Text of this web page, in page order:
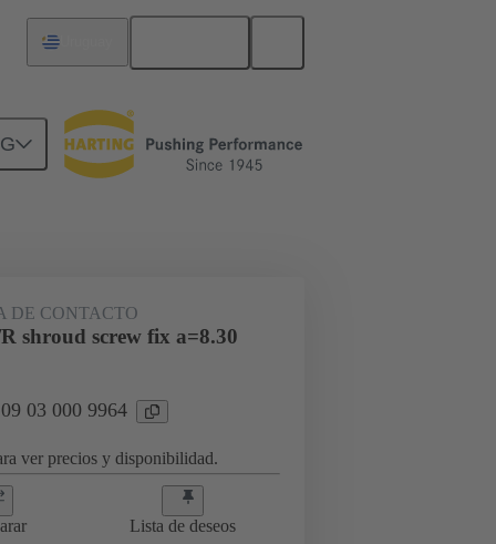
Productos
DE CONTACTO
shroud screw fix a=8.30
03 000 9964
ver precios y disponibilidad.
Lista de deseos